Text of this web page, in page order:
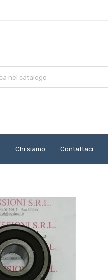
Chi siamo Contattaci